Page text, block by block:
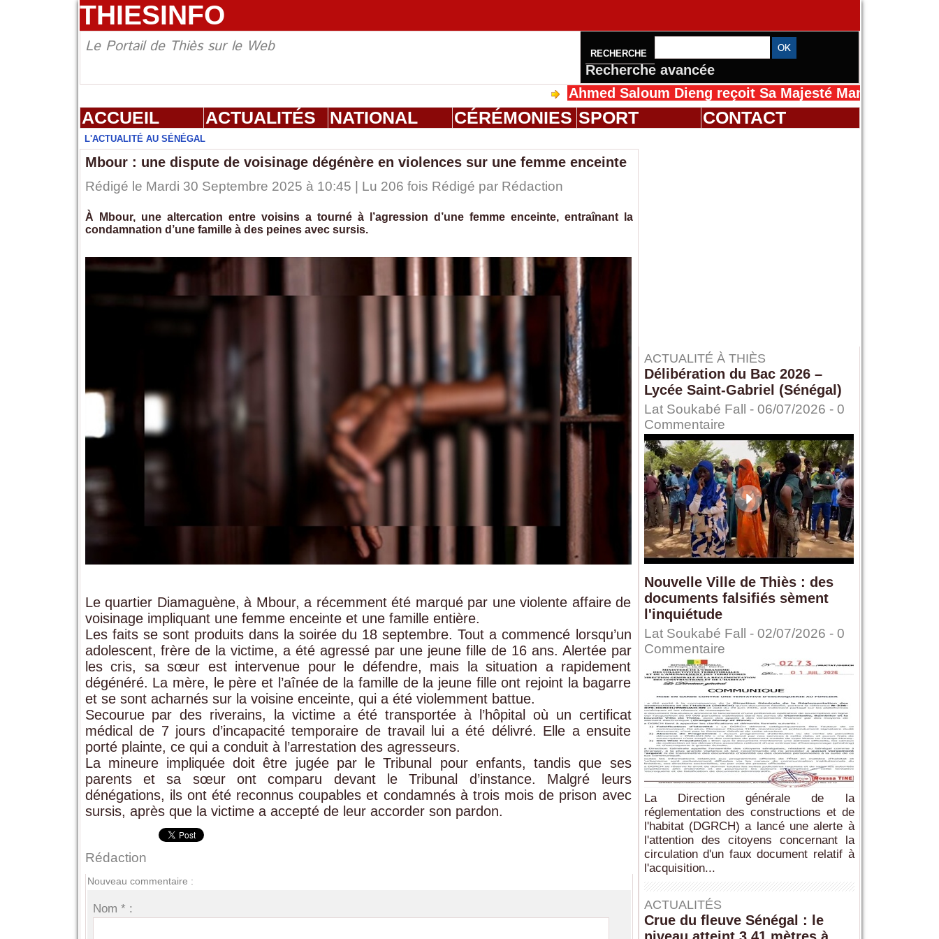
THIESINFO
Le Portail de Thiès sur le Web RECHERCHE
Recherche avancée
Ahmed Saloum Dieng reçoit Sa Majesté Mansah Cissé au
ACCUEIL ACTUALITÉS NATIONAL CÉRÉMONIES SPORT CONTACT
L'ACTUALITÉ AU SÉNÉGAL
Mbour : une dispute de voisinage dégénère en violences sur une femme enceinte
Rédigé le Mardi 30 Septembre 2025 à 10:45 | Lu 206 fois Rédigé par Rédaction
À Mbour, une altercation entre voisins a tourné à l’agression d’une femme enceinte, entraînant la
condamnation d’une famille à des peines avec sursis.
Le quartier Diamaguène, à Mbour, a récemment été marqué par une violente affaire de
voisinage impliquant une femme enceinte et une famille entière.
Les faits se sont produits dans la soirée du 18 septembre. Tout a commencé lorsqu’un
adolescent, frère de la victime, a été agressé par une jeune fille de 16 ans. Alertée par
les cris, sa sœur est intervenue pour le défendre, mais la situation a rapidement
dégénéré. La mère, le père et l’aînée de la famille de la jeune fille ont rejoint la bagarre
et se sont acharnés sur la voisine enceinte, qui a été violemment battue.
Secourue par des riverains, la victime a été transportée à l’hôpital où un certificat
médical de 7 jours d’incapacité temporaire de travail lui a été délivré. Elle a ensuite
porté plainte, ce qui a conduit à l’arrestation des agresseurs.
La mineure impliquée doit être jugée par le Tribunal pour enfants, tandis que ses
parents et sa sœur ont comparu devant le Tribunal d’instance. Malgré leurs
dénégations, ils ont été reconnus coupables et condamnés à trois mois de prison avec
sursis, après que la victime a accepté de leur accorder son pardon.
Rédaction
Nouveau commentaire :
Nom * :
ACTUALITÉ À THIÈS
Délibération du Bac 2026 –
Lycée Saint-Gabriel (Sénégal)
Lat Soukabé Fall - 06/07/2026 - 0
Commentaire
Nouvelle Ville de Thiès : des
documents falsifiés sèment
l'inquiétude
Lat Soukabé Fall - 02/07/2026 - 0
Commentaire
La Direction générale de la
réglementation des constructions et de
l'habitat (DGRCH) a lancé une alerte à
l'attention des citoyens concernant la
circulation d'un faux document relatif à
l'acquisition...
ACTUALITÉS
Crue du fleuve Sénégal : le